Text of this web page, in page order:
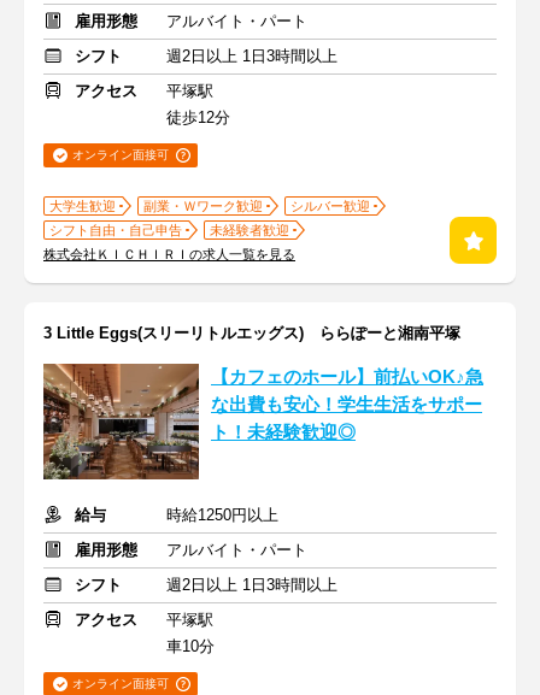
雇用形態
アルバイト・パート
シフト
週2日以上 1日3時間以上
アクセス
平塚駅
徒歩12分
オンライン面接可
大学生歓迎 副業・Ｗワーク歓迎
シルバー歓迎
シフト自由・自己申告
未経験者歓迎
株式会社ＫＩＣＨＩＲＩの求人一覧を見る
3 Little Eggs(スリーリトルエッグス) ららぽーと湘南平塚
【カフェのホール】前払いOK♪急
な出費も安心！学生生活をサポー
ト！未経験歓迎◎
給与
時給1250円以上
雇用形態
アルバイト・パート
シフト
週2日以上 1日3時間以上
アクセス
平塚駅
車10分
オンライン面接可